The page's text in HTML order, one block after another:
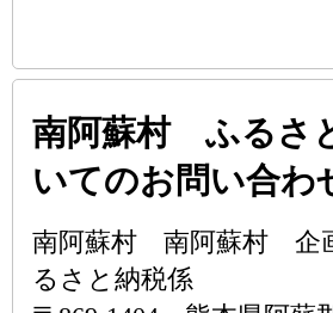
南阿蘇村 ふるさ
いてのお問い合わ
南阿蘇村 南阿蘇村 企
るさと納税係